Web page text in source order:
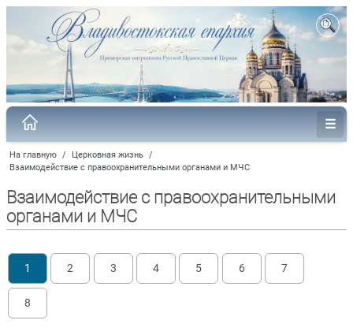
На главную / Церковная жизнь /
Взаимодействие с правоохранительными органами и МЧС
Взаимодействие с правоохранительными
органами и МЧС
1 2 3 4 5 6 7
8